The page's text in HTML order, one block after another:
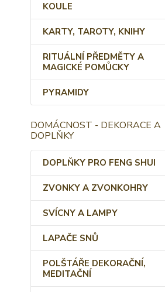
KOULE
KARTY, TAROTY, KNIHY
RITUÁLNÍ PŘEDMĚTY A
MAGICKÉ POMŮCKY
PYRAMIDY
DOMÁCNOST - DEKORACE A
DOPLŇKY
DOPLŇKY PRO FENG SHUI
ZVONKY A ZVONKOHRY
SVÍCNY A LAMPY
LAPAČE SNŮ
POLŠTÁŘE DEKORAČNÍ,
MEDITAČNÍ